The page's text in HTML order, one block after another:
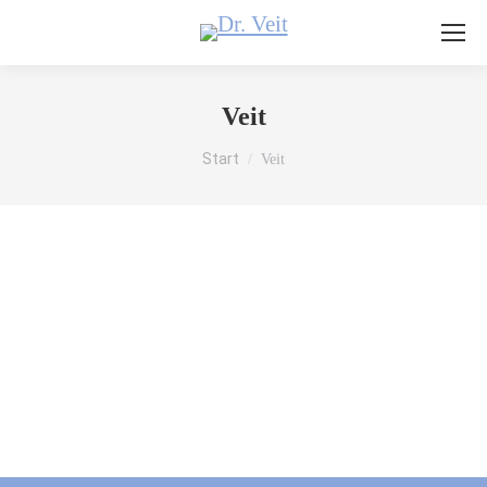
Veit
Sie befinden sich hier:
Start Veit